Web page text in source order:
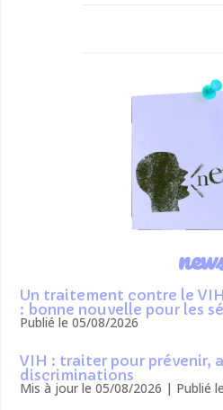
Un traitement contre le
: bonne nouvelle pour les
Publié le 05/08/2026
VIH : traiter pour prévenir,
discriminations
Mis à jour le 05/08/2026 | Publié